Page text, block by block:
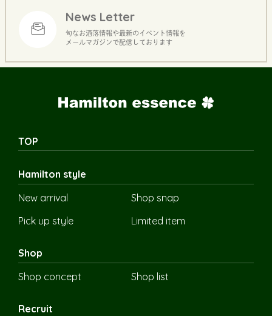
News Letter
旬なお洒落情報や最新のイベント情報を
メールマガジンで配信しております
TOP
Hamilton style
New arrival
Shop snap
Pick up style
Limited item
Shop
Shop concept
Shop list
Recruit